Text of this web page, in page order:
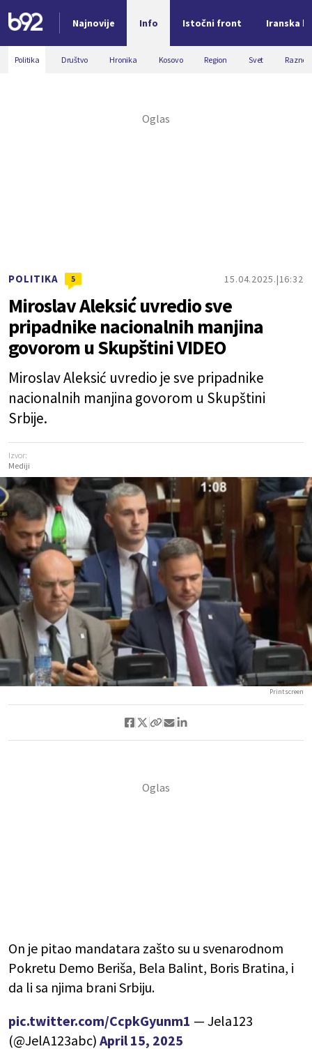
Najnovije Info Istočni front Iranska
Nova vest
Politika Društvo Hronika Kosovo Region Svet Razno
POLITIKA 5 15.04.2025. 16:32
Miroslav Aleksić uvredio sve
pripadnike nacionalnih manjina
govorom u Skupštini VIDEO
Miroslav Aleksić uvredio je sve pripadnike
nacionalnih manjina govorom u Skupštini
Srbije.
Izvor:
Mediji
Printscreen
On je pitao mandatara zašto su u svenarodnom
Pokretu Demo Beriša, Bela Balint, Boris Bratina, i
da li sa njima brani Srbiju.
pic.twitter.com/CcpkGyunm1 — Jela123
(@JelA123abc) April 15, 2025